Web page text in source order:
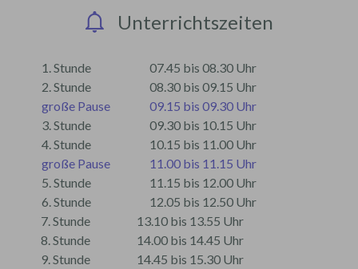
Unterrichtszeiten
1. Stunde
07.45 bis 08.30 Uhr
2. Stunde
08.30 bis 09.15 Uhr
große Pause
09.15 bis 09.30 Uhr
3. Stunde
09.30 bis 10.15 Uhr
4. Stunde
10.15 bis 11.00 Uhr
große Pause
11.00 bis 11.15 Uhr
5. Stunde
11.15 bis 12.00 Uhr
6. Stunde
12.05 bis 12.50 Uhr
7. Stunde
13.10 bis 13.55 Uhr
8. Stunde
14.00 bis 14.45 Uhr
9. Stunde
14.45 bis 15.30 Uhr